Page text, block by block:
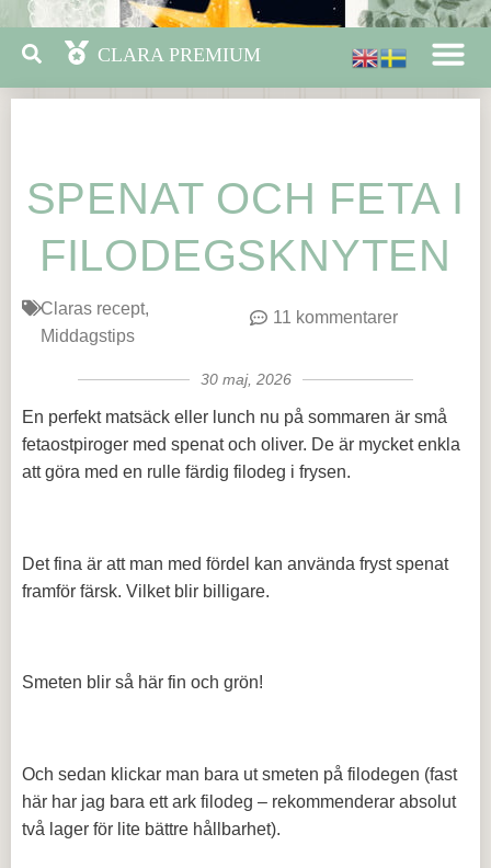
SPENAT OCH FETA I
FILODEGSKNYTEN
Claras recept
Middagstips
11 kommentarer
30 maj, 2026
En perfekt matsäck eller lunch nu på sommaren är små
fetaostpiroger med spenat och oliver. De är mycket enkla
att göra med en rulle färdig filodeg i frysen.
Det fina är att man med fördel kan använda fryst spenat
framför färsk. Vilket blir billigare.
Smeten blir så här fin och grön!
Och sedan klickar man bara ut smeten på filodegen (fast
här har jag bara ett ark filodeg – rekommenderar absolut
två lager för lite bättre hållbarhet).